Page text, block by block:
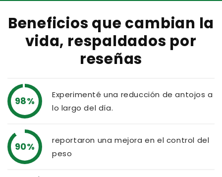
Beneficios que cambian la
vida, respaldados por
reseñas
98%
Experimenté una reducción de antojos a
lo largo del día.
90%
reportaron una mejora en el control del
peso